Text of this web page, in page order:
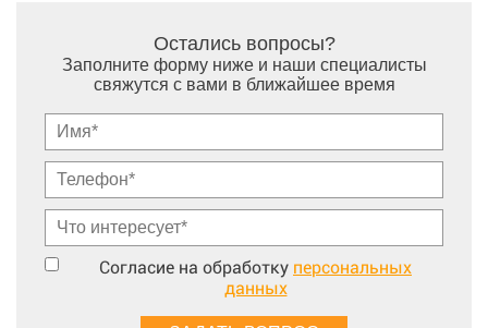
Остались вопросы?
Заполните форму ниже и наши специалисты
свяжутся с вами в ближайшее время
Согласие на обработку персональных
данных